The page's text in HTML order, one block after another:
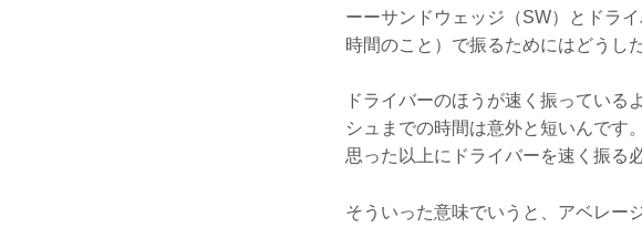
ーーサンドウェッジ（SW）とドラ
時間のこと）で振るためにはどうし
ドライバーのほうが速く振っている
シュまでの時間は意外と短いんです
思った以上にドライバーを速く振る
そういった意味でいうと、アベレー